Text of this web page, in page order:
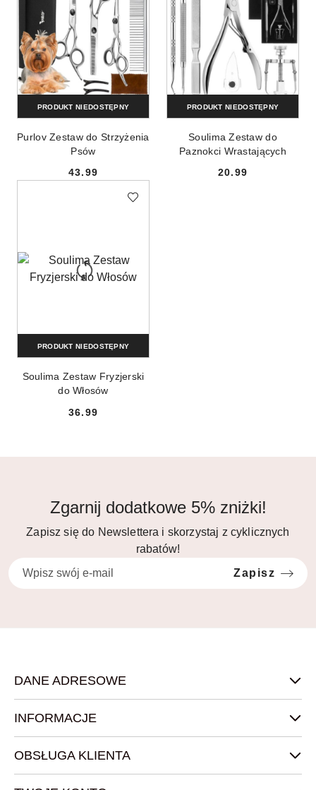
Purlov Zestaw do Strzyżenia
Psów
Cena:
43.99
PRODUKT NIEDOSTĘPNY
Soulima Zestaw do
Paznokci Wrastających
20.99
PRODUKT NIEDOSTĘPNY
Soulima Zestaw Fryzjerski
do Włosów
Cena:
36.99
PRODUKT NIEDOSTĘPNY
Zgarnij dodatkowe 5% zniżki!
Zapisz się do Newslettera i skorzystaj z cyklicznych
rabatów!
Zapisz
DANE ADRESOWE
INFORMACJE
OBSŁUGA KLIENTA